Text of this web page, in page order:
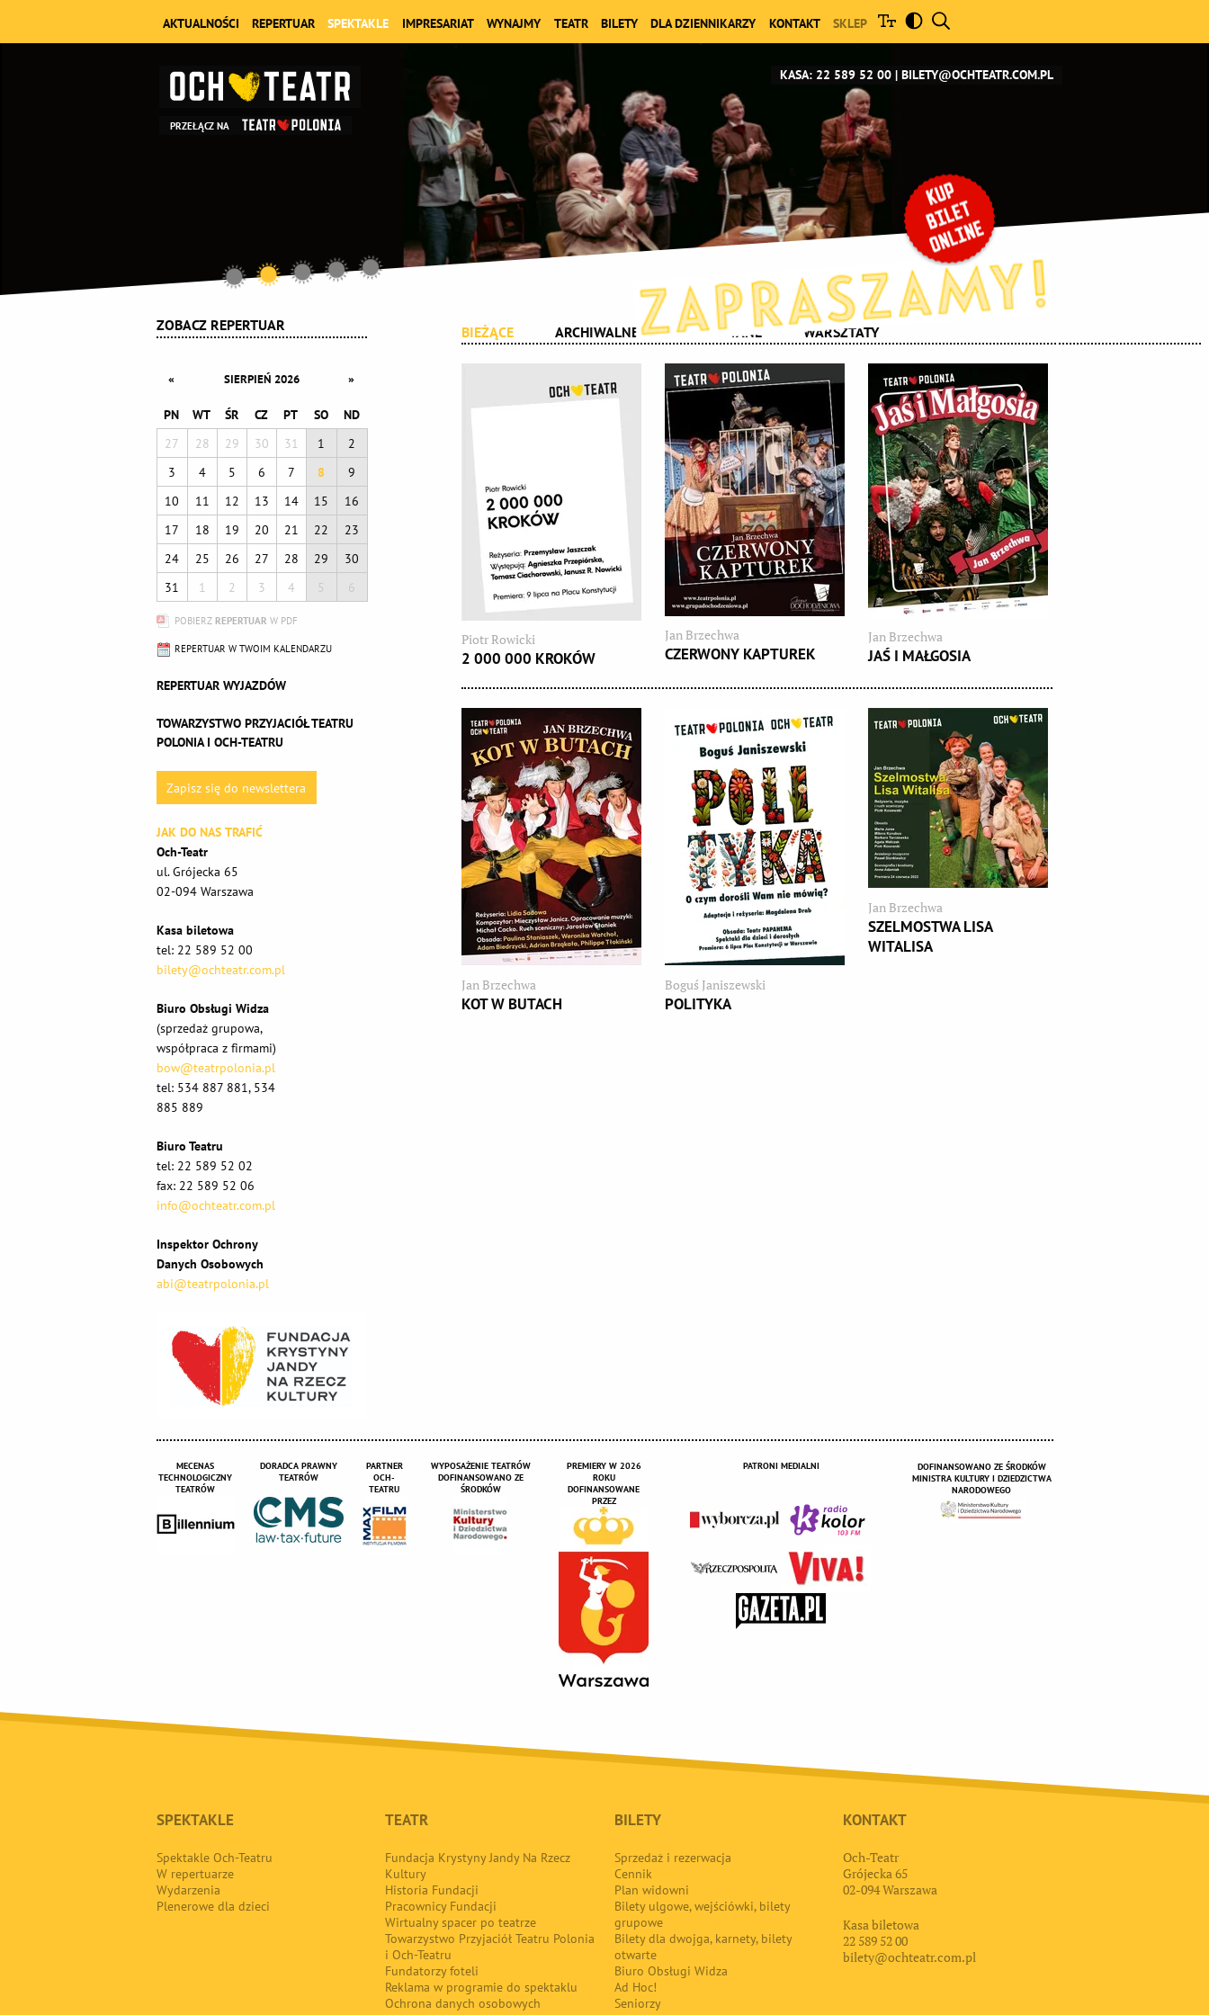
AKTUALNOŚCI REPERTUAR SPEKTAKLE IMPRESARIAT WYNAJMY TEATR BILETY DLA DZIENNIKARZY KONTAKT SKLEP
PRZEŁĄCZ NA
KASA: 22 589 52 00 BILETY@OCHTEATR.COM.PL
ZOBACZ REPERTUAR
« SIERPIEŃ 2026 »
PN WT ŚR CZ PT SO
ND
27
28 29 30 31 1
2
3
4 5 6 7 8
9
10
11 12 13 14 15
16
17
18 19 20 21 22
23
24
25 26 27 28 29
30
31
1 2 3 4 5 6
POBIERZ REPERTUAR W PDF
REPERTUAR W TWOIM KALENDARZU
REPERTUAR WYJAZDÓW
TOWARZYSTWO PRZYJACIÓŁ TEATRU
POLONIA I OCH-TEATRU
Zapisz się do newslettera
JAK DO NAS TRAFIĆ
Och-Teatr
ul. Grójecka 65
02-094 Warszawa
Kasa biletowa
tel: 22 589 52 00
bilety@ochteatr.com.pl
Biuro Obsługi Widza
(sprzedaż grupowa,
współpraca z firmami)
bow@teatrpolonia.pl
tel: 534 887 881, 534
885 889
Biuro Teatru
tel: 22 589 52 02
fax: 22 589 52 06
info@ochteatr.com.pl
Inspektor Ochrony
Danych Osobowych
abi@teatrpolonia.pl
BIEŻĄCE ARCHIWALNE PLANOWANE WARSZTATY
Piotr Rowicki
2 000 000 KROKÓW
Jan Brzechwa
CZERWONY KAPTUREK
Jan Brzechwa
JAŚ I MAŁGOSIA
Jan Brzechwa
KOT W BUTACH
Boguś Janiszewski
POLITYKA
Jan Brzechwa
SZELMOSTWA LISA
WITALISA
MECENAS
TECHNOLOGICZNY
TEATRÓW
DORADCA PRAWNY
TEATRÓW
PARTNER
OCH-
TEATRU
WYPOSAŻENIE TEATRÓW
DOFINANSOWANO ZE
ŚRODKÓW
PREMIERY W 2026
ROKU
DOFINANSOWANE
PRZEZ
PATRONI MEDIALNI
DOFINANSOWANO ZE ŚRODKÓW
MINISTRA KULTURY I DZIEDZICTWA
NARODOWEGO
SPEKTAKLE
Spektakle Och-Teatru
W repertuarze
Wydarzenia
Plenerowe dla dzieci
TEATR
Fundacja Krystyny Jandy Na Rzecz
Kultury
Historia Fundacji
Pracownicy Fundacji
Wirtualny spacer po teatrze
Towarzystwo Przyjaciół Teatru Polonia
i Och-Teatru
Fundatorzy foteli
Reklama w programie do spektaklu
Ochrona danych osobowych
BILETY
Sprzedaż i rezerwacja
Cennik
Plan widowni
Bilety ulgowe, wejściówki, bilety
grupowe
Bilety dla dwojga, karnety, bilety
otwarte
Biuro Obsługi Widza
Ad Hoc!
Seniorzy
KONTAKT
Och-Teatr
Grójecka 65
02-094 Warszawa
Kasa biletowa
22 589 52 00
bilety@ochteatr.com.pl